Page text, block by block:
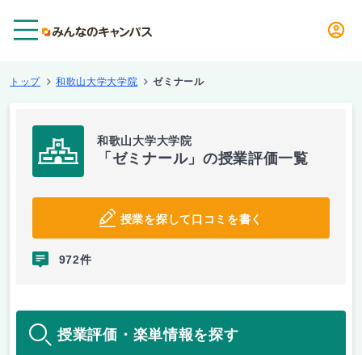
トップ 和歌山大学大学院 ゼミナール
和歌山大学大学院
「ゼミナール」の授業評価一覧
授業を探して口コミを書く
972件
授業評価・楽単情報を探す